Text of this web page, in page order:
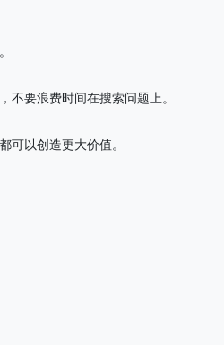
不要浪费时间在搜索问题上。
可以创造更大价值。